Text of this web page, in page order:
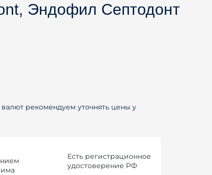
Эндофил Септодонт
рекомендуем уточнять цены у
Есть регистрационное
удостоверение РФ